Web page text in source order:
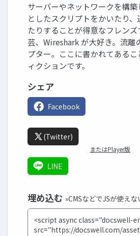
サーバーやネットワークを構築
としたスクリプトをかいたり
たりすることが得意なフレンズ
芸、Wireshark が大好き。流離
プター。ここに書かれてある
ィクションです。
シェア
Facebook
(Twitter)
またはPlayer版
LINE
埋め込む »CMSなどでJSが使え